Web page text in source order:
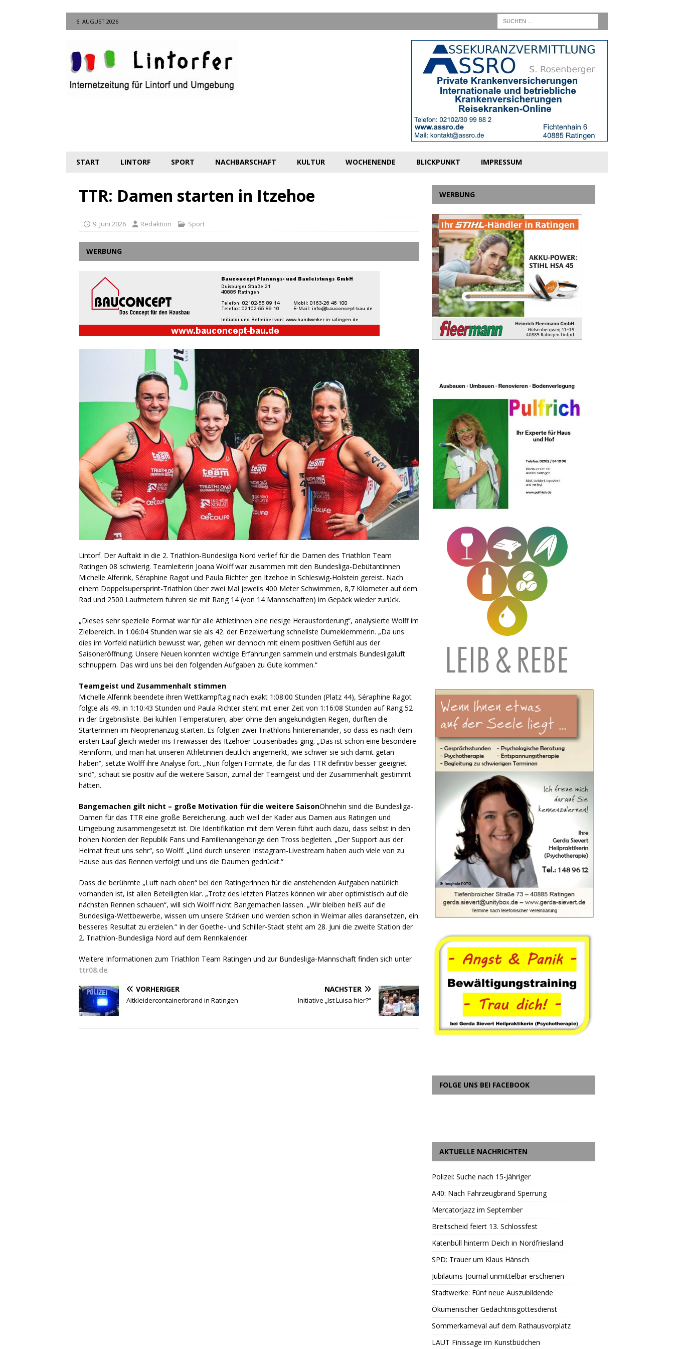
6. AUGUST 2026
START LINTORF SPORT NACHBARSCHAFT KULTUR WOCHENENDE BLICKPUNKT IMPRESSUM
TTR: Damen starten in Itzehoe
9. Juni 2026 Redaktion Sport
WERBUNG
Lintorf. Der Auftakt in die 2. Triathlon-Bundesliga Nord verlief für die Damen des Triathlon Team
Ratingen 08 schwierig. Teamleiterin Joana Wolff war zusammen mit den Bundesliga-Debütantinnen
Michelle Alferink, Séraphine Ragot und Paula Richter gen Itzehoe in Schleswig-Holstein gereist. Nach
einem Doppelsupersprint-Triathlon über zwei Mal jeweils 400 Meter Schwimmen, 8,7 Kilometer auf dem
Rad und 2500 Laufmetern fuhren sie mit Rang 14 (von 14 Mannschaften) im Gepäck wieder zurück.
„Dieses sehr spezielle Format war für alle Athletinnen eine riesige Herausforderung“, analysierte Wolff im
Zielbereich. In 1:06:04 Stunden war sie als 42. der Einzelwertung schnellste Dumeklemmerin. „Da uns
dies im Vorfeld natürlich bewusst war, gehen wir dennoch mit einem positiven Gefühl aus der
Saisoneröffnung. Unsere Neuen konnten wichtige Erfahrungen sammeln und erstmals Bundesligaluft
schnuppern. Das wird uns bei den folgenden Aufgaben zu Gute kommen.“
Teamgeist und Zusammenhalt stimmen
Michelle Alferink beendete ihren Wettkampftag nach exakt 1:08:00 Stunden (Platz 44), Séraphine Ragot
folgte als 49. in 1:10:43 Stunden und Paula Richter steht mit einer Zeit von 1:16:08 Stunden auf Rang 52
in der Ergebnisliste. Bei kühlen Temperaturen, aber ohne den angekündigten Regen, durften die
Starterinnen im Neoprenanzug starten. Es folgten zwei Triathlons hintereinander, so dass es nach dem
ersten Lauf gleich wieder ins Freiwasser des Itzehoer Louisenbades ging. „Das ist schon eine besondere
Rennform, und man hat unseren Athletinnen deutlich angemerkt, wie schwer sie sich damit getan
haben“, setzte Wolff ihre Analyse fort. „Nun folgen Formate, die für das TTR definitiv besser geeignet
sind“, schaut sie positiv auf die weitere Saison, zumal der Teamgeist und der Zusammenhalt gestimmt
hätten.
Bangemachen gilt nicht – große Motivation für die weitere SaisonOhnehin sind die Bundesliga-
Damen für das TTR eine große Bereicherung, auch weil der Kader aus Damen aus Ratingen und
Umgebung zusammengesetzt ist. Die Identifikation mit dem Verein führt auch dazu, dass selbst in den
hohen Norden der Republik Fans und Familienangehörige den Tross begleiten. „Der Support aus der
Heimat freut uns sehr“, so Wolff. „Und durch unseren Instagram-Livestream haben auch viele von zu
Hause aus das Rennen verfolgt und uns die Daumen gedrückt.“
Dass die berühmte „Luft nach oben“ bei den Ratingerinnen für die anstehenden Aufgaben natürlich
vorhanden ist, ist allen Beteiligten klar. „Trotz des letzten Platzes können wir aber optimistisch auf die
nächsten Rennen schauen“, will sich Wolff nicht Bangemachen lassen. „Wir bleiben heiß auf die
Bundesliga-Wettbewerbe, wissen um unsere Stärken und werden schon in Weimar alles daransetzen, ein
besseres Resultat zu erzielen.“ In der Goethe- und Schiller-Stadt steht am 28. Juni die zweite Station der
2. Triathlon-Bundesliga Nord auf dem Rennkalender.
Weitere Informationen zum Triathlon Team Ratingen und zur Bundesliga-Mannschaft finden sich unter
ttr08.de.
VORHERIGER
Altkleidercontainerbrand in Ratingen
NÄCHSTER
Initiative „Ist Luisa hier?“
WERBUNG
FOLGE UNS BEI FACEBOOK
AKTUELLE NACHRICHTEN
Polizei: Suche nach 15-Jähriger
A40: Nach Fahrzeugbrand Sperrung
MercatorJazz im September
Breitscheid feiert 13. Schlossfest
Katenbüll hinterm Deich in Nordfriesland
SPD: Trauer um Klaus Hänsch
Jubiläums-Journal unmittelbar erschienen
Stadtwerke: Fünf neue Auszubildende
Ökumenischer Gedächtnisgottesdienst
Sommerkarneval auf dem Rathausvorplatz
LAUT Finissage im Kunstbüdchen